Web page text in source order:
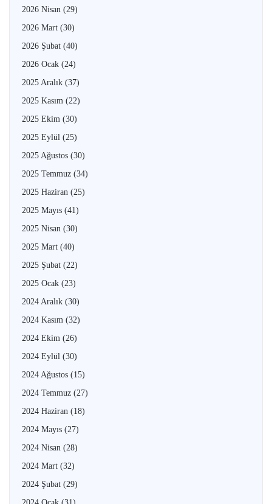
2026 Nisan (29)
2026 Mart (30)
2026 Şubat (40)
2026 Ocak (24)
2025 Aralık (37)
2025 Kasım (22)
2025 Ekim (30)
2025 Eylül (25)
2025 Ağustos (30)
2025 Temmuz (34)
2025 Haziran (25)
2025 Mayıs (41)
2025 Nisan (30)
2025 Mart (40)
2025 Şubat (22)
2025 Ocak (23)
2024 Aralık (30)
2024 Kasım (32)
2024 Ekim (26)
2024 Eylül (30)
2024 Ağustos (15)
2024 Temmuz (27)
2024 Haziran (18)
2024 Mayıs (27)
2024 Nisan (28)
2024 Mart (32)
2024 Şubat (29)